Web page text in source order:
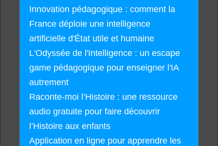
Innovation pédagogique : comment la
France déploie une intelligence
artificielle d'État utile et humaine
L'Odyssée de l'Intelligence : un escape
game pédagogique pour enseigner l'IA
autrement
Raconte-moi l’Histoire : une ressource
audio gratuite pour faire découvrir
l’Histoire aux enfants
Application en ligne pour apprendre les